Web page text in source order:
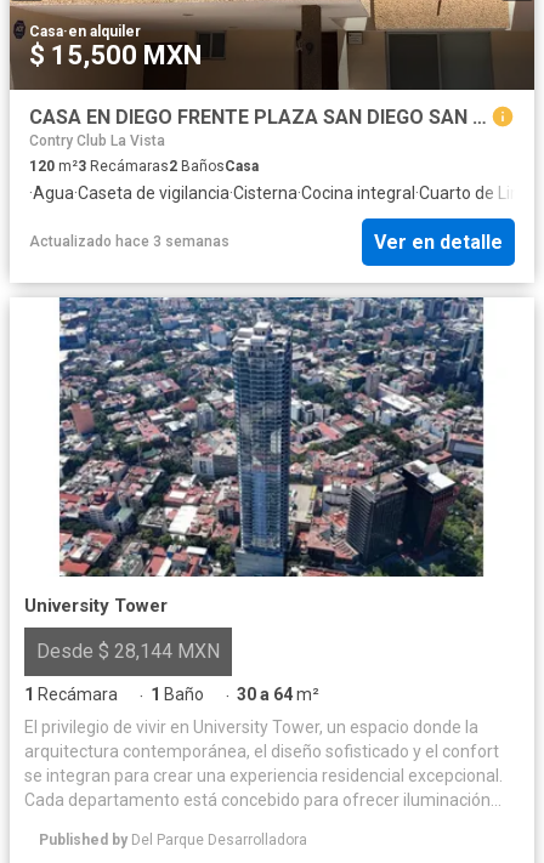
Casa·en alquiler
$ 15,500 MXN
CASA EN DIEGO FRENTE PLAZA SAN DIEGO SAN PEDRO CHOLULA
Contry Club La Vista
120 m²3 Recámaras2 BañosCasa
·Agua·Caseta de vigilancia·Cisterna·Cocina integral·Cuarto de
Actualizado hace 3 semanas Ver en detalle
University Tower
Desde $ 28,144 MXN
1 Recámara · 1 Baño · 30 a 64m²
El privilegio de vivir en University Tower, un espacio donde la
arquitectura contemporánea, el diseño sofisticado y el confort
se integran para crear una experiencia residencial excepcional.
Cada departamento está concebido para ofrecer iluminación
perfecto entre elegancia y funcionalidad. Las amenidades han
Published by Del Parque Desarrolladora